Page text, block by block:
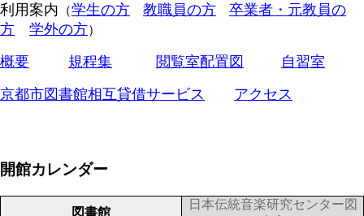
利用案内 （学生の方 教職員の方
卒業者・元教員の
方
学外の方）
概要 規程集 閲覧室配置図
自習室
京都市図書館相互貸借サービス
アクセス
開館カレンダー
図書館
日本伝統音楽研究センター図